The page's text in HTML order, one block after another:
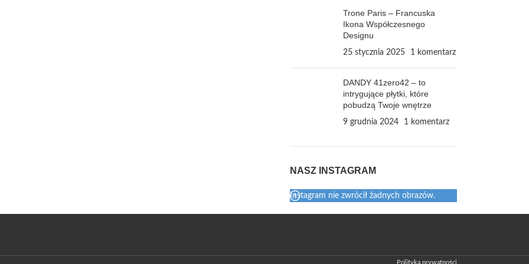
Trone Paris – Francuska
Ikona Współczesnego
Designu
25 stycznia 2025 1 komentarz
DANDY 41zero42 – to
intrygujące płytki, które
pobudzą Twoje wnętrze
9 grudnia 2024 1 komentarz
NASZ INSTAGRAM
Instagram nie zwrócił żadnych obrazów.
Polityka prywatności